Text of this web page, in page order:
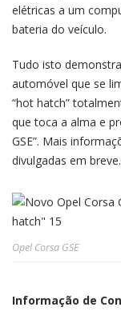
elétricas a um
bateria do veículo.
Tudo isto
automóvel que se
“hot hatch”
que toca a alma e
GSE”. Mais
divulgadas em breve.
Opel Corsa GSE
Informação de